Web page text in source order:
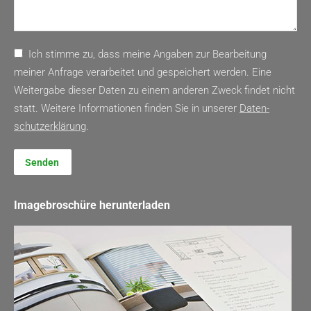
Ich stimme zu, dass meine Angaben zur Bearbeitung
meiner Anfrage verarbeitet und gespeichert werden. Eine
Weitergabe dieser Daten zu einem anderen Zweck findet nicht
statt. Weitere Informationen finden Sie in unserer Daten­
schutz­erklärung.
Senden
Imagebroschüre herunterladen